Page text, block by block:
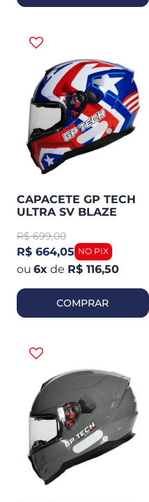
CAPACETE GP TECH
ULTRA SV BLAZE
R$ 699,00
R$ 664,05
6x de R$ 116,50
COMPRAR